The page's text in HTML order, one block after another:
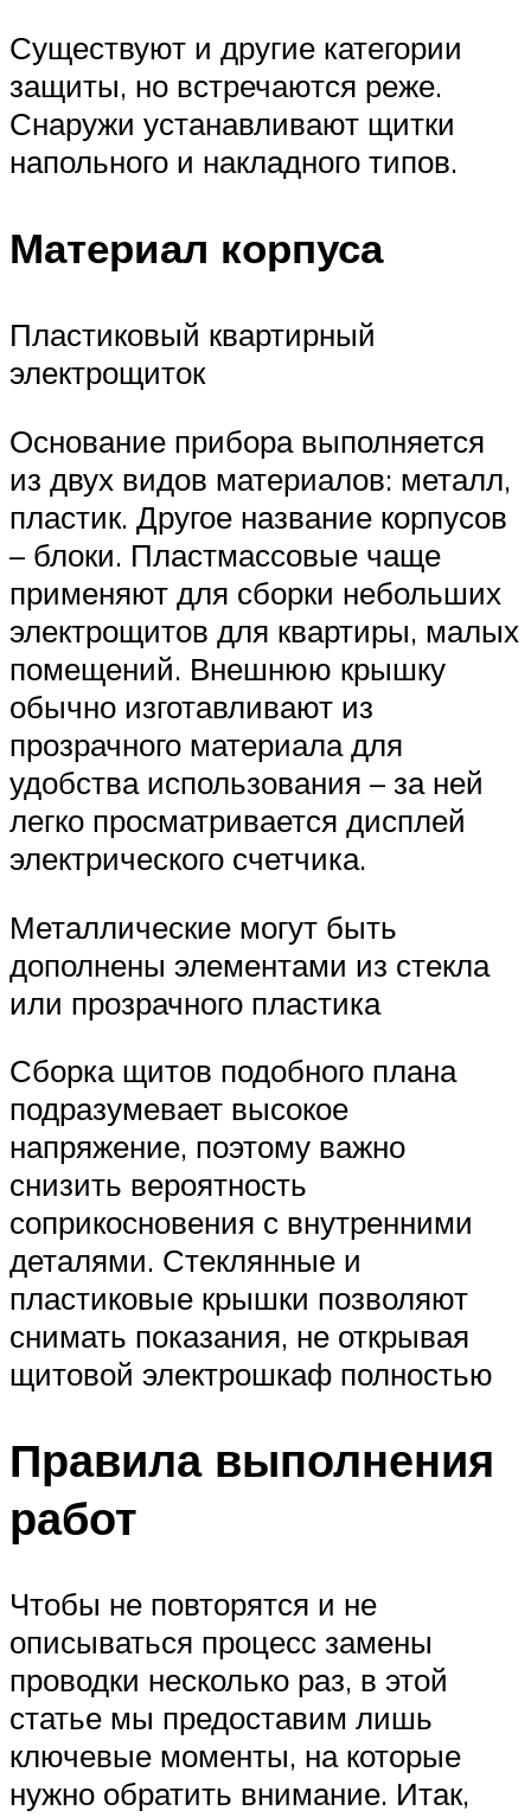
Существуют и другие категории
защиты, но встречаются реже.
Снаружи устанавливают щитки
напольного и накладного типов.
Материал корпуса
Пластиковый квартирный
электрощиток
Основание прибора выполняется
из двух видов материалов: металл,
пластик. Другое название корпусов
– блоки. Пластмассовые чаще
применяют для сборки небольших
электрощитов для квартиры, малых
помещений. Внешнюю крышку
обычно изготавливают из
прозрачного материала для
удобства использования – за ней
легко просматривается дисплей
электрического счетчика.
Металлические могут быть
дополнены элементами из стекла
или прозрачного пластика
Сборка щитов подобного плана
подразумевает высокое
напряжение, поэтому важно
снизить вероятность
соприкосновения с внутренними
деталями. Стеклянные и
пластиковые крышки позволяют
снимать показания, не открывая
щитовой электрошкаф полностью
Правила выполнения
работ
Чтобы не повторятся и не
описываться процесс замены
проводки несколько раз, в этой
статье мы предоставим лишь
ключевые моменты, на которые
нужно обратить внимание. Итак,